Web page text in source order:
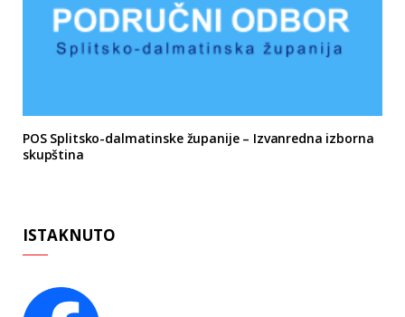
POS Splitsko-dalmatinske županije – Izvanredna izborna
skupština
ISTAKNUTO